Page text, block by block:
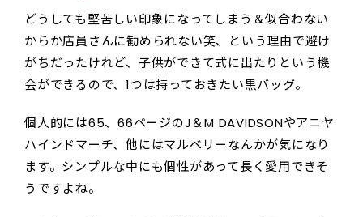
どうしても堅苦しい印象になってしまう＆似合わない
からか店員さんに勧められない笑、という理由で避け
がちだったけれど、子供ができて式に出たりという機
会ができるので、1つは持っておきたい黒バッグ。
個人的には65、66ページのJ＆M DAVIDSONやアニヤ
ハインドマーチ、他にはマルベリーなんかが気になり
ます。シンプルな中にも個性があって長く愛用できそ
うですよね。